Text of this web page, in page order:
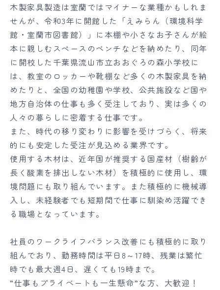
木製家具製造は室蘭ではマイナーな業種かもしれま
せんが、令和3年に開館した「えみらん（環境科学
館・室蘭市図書館）」に本棚や小さなお子さんが絵
本に親しむスペースのベンチなどを納めたり、同年
に開校した千葉県流山市立おおぐろの森小学校に
は、教室のロッカーや靴棚など多くの木製家具を納
めたりと、全国の幼稚園や学校、公共施設など国や
地方自治体の仕事も多く受注しており、実は多くの
人々の暮らしに密着する仕事です。
また、時代の移り変わりに影響を受けづらく、将来
的にも安定した受注が見込める業界です。
使用する木材は、近年国が推奨する国産材（樹齢が
長く酸素を排出しない木材）を積極的に使用し、環
境問題にも取り組んでいます。また積極的に機械導
入し、未経験者でも短期間で仕事に馴染め活躍でき
る職場となっています。
社員のワークライフバランス改善にも積極的に取り
組んでおり、勤務時間は平日8～17時、残業は繁忙
時でも最大週4日、遅くても19時まで。
”仕事もプライベートも一生懸命”な方、大歓迎！